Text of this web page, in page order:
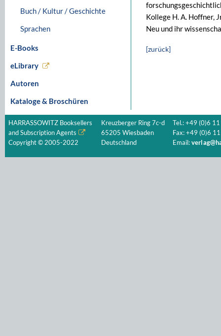
Buch / Kultur / Geschichte
Sprachen
E-Books
eLibrary
Autoren
Kataloge & Broschüren
Kollege H. A. Hoffner,
Neu und ihr
[zurück]
HARRASSOWITZ Booksellers
and Subscription Agents
Copyright © 2005-2022
Kreuzberger Ring 7c-d
65205 Wiesbaden
Deutschland
Tel.: +49 (0)6
Fax: +49 (0)6
Email: